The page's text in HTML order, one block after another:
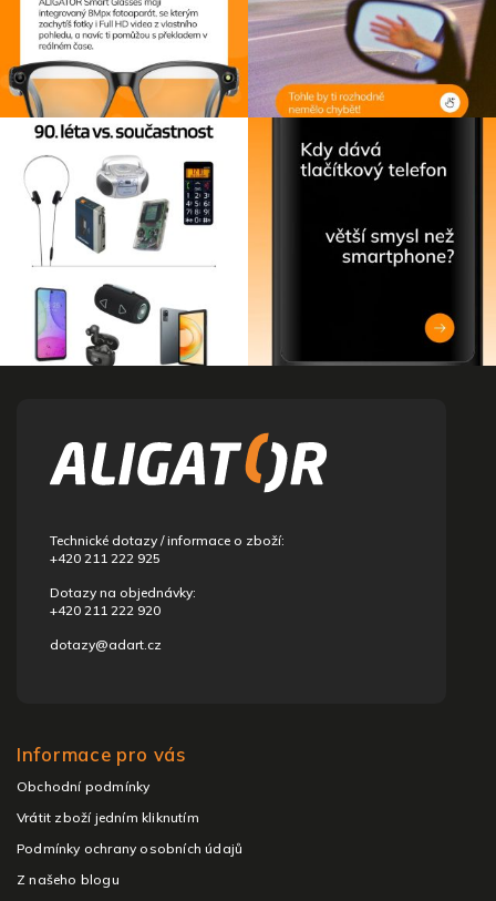
Technické dotazy / informace o zboží:
+420 211 222 925
Dotazy na objednávky:
+420 211 222 920
dotazy@adart.cz
Informace pro vás
Obchodní podmínky
Vrátit zboží jedním kliknutím
Podmínky ochrany osobních údajů
Z našeho blogu